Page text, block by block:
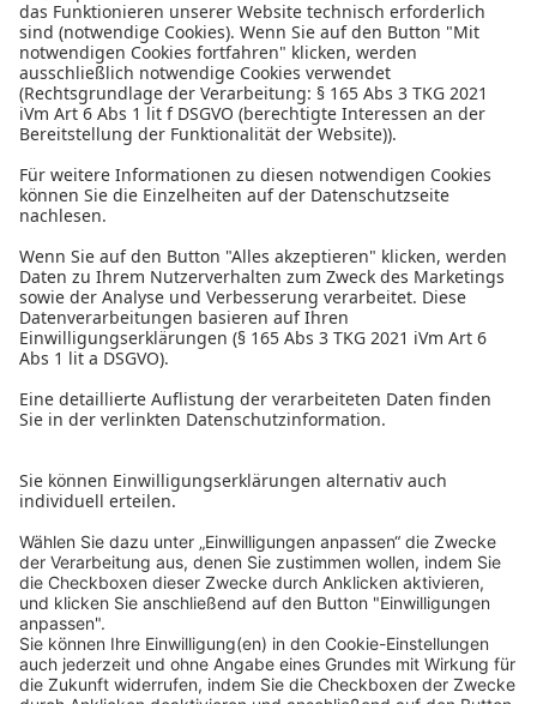
HAPEKO Österreich bietet kompetentePersonalberatungin
Kombination mit lokaler Präsenz in ganz Österreich. Finden
Sie denStandort in Ihrer Nähe fürVerbindungen, die einfach
passen.
Sie finden uns an unseren Standorten inSalzburgundWien.
Außerdem sind wir in folgenden Bundesländern für Sie da:
Vorarlberg, BurgenlandundTirol.
Verbindungen, die einfach passen.